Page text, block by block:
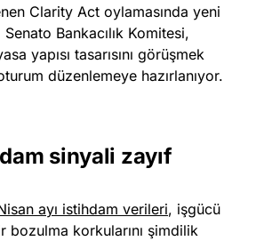
Clarity Act oylamasında yeni
Bankacılık Komitesi,
yapısı tasarısını görüşmek
düzenlemeye hazırlanıyor.
sinyali zayıf
ayı istihdam verileri, işgücü
bozulma korkularını şimdilik